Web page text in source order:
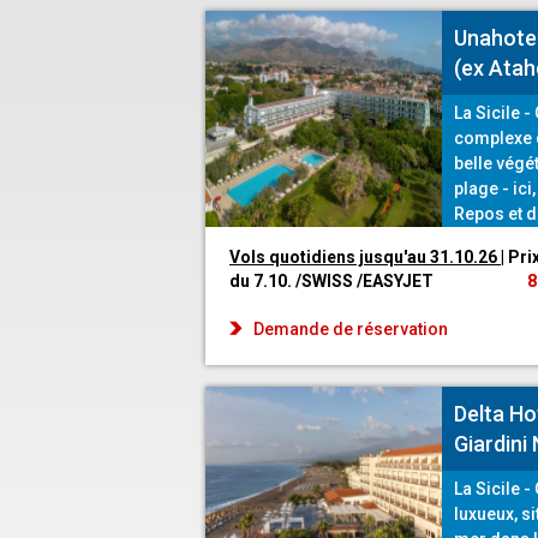
(ex
La Sicile -
complexe
belle
plage -
Repos et
Vols quotidiens jusqu'au 31.10.26
|
du 7.10. /SWISS /EASYJET
Demande de réservation
Delta
Giardini
La Sicile -
luxueux,